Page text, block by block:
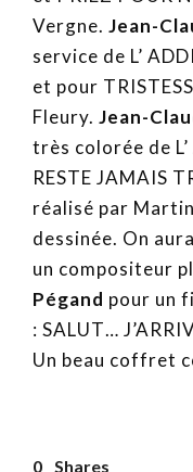
Vergne. Jean-
service de L’
et pour
Fleury. Jean-
très colorée de L’
RESTE JAMAIS
réalisé par
dessinée. On
un compositeur
Pégand pour un
: SALUT…
Un beau coffret
0 Shares